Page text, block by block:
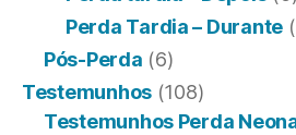
Perda Tardia – Durante
Pós-Perda (6)
Testemunhos (108)
Testemunhos Perda